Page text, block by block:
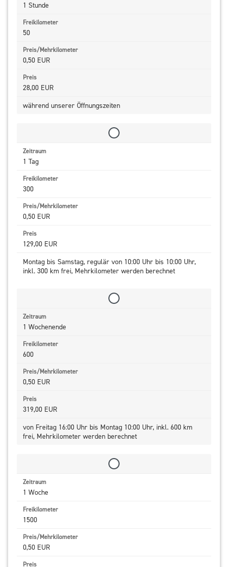
1 Stunde
50
0,50 EUR
28,00 EUR
während unserer Öffnungszeiten
1 Tag
300
0,50 EUR
129,00 EUR
Montag bis Samstag, regulär von 10:00 Uhr bis 10:00 Uhr,
inkl. 300 km frei, Mehrkilometer werden berechnet
1 Wochenende
600
0,50 EUR
319,00 EUR
von Freitag 16:00 Uhr bis Montag 10:00 Uhr, inkl. 600 km
frei, Mehrkilometer werden berechnet
1 Woche
1500
0,50 EUR